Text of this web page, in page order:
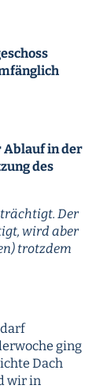
Ablauf in der
des
Der
wird aber
trotzdem
ging
Dach
wir in